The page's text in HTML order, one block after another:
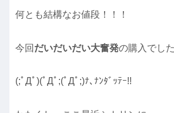
何とも結構なお値段！！！
今回 だいだいだい大奮発の購入でした
(;ﾟДﾟ)(ﾟДﾟ;(ﾟДﾟ;)ﾅ､ﾅﾝﾀﾞｯﾃｰ!!